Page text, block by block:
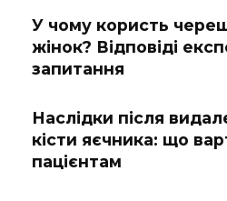
У чому користь
жінок? Відповіді
запитання
Наслідки після
кісти яєчника: що
пацієнтам